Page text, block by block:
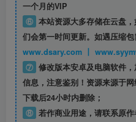
一个月的VIP
⑥ 本站资源大多存储在云盘
们会第一时间更新。如遇压缩包
www.dsary.com 丨
⑦ 修改版本安卓及电脑软件
信息，注意鉴别！资源来源于
下载后24小时内删除；
⑧ 若作商业用途，请联系原